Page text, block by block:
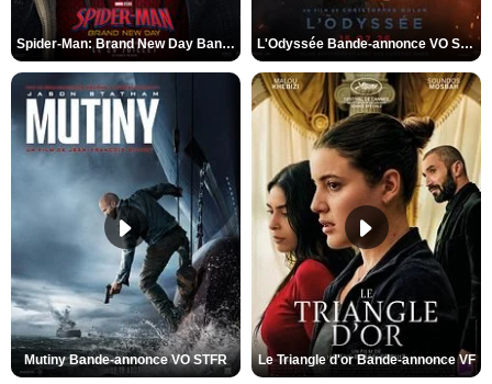
Spider-Man: Brand New Day Bande-annonce VO STFR L'Odyssée Bande-annonce VO STFR
Mutiny Bande-annonce VO STFR Le Triangle d'or Bande-annonce VF